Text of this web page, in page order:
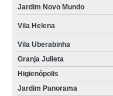
onde fazer tratamento
tratamento para ansiedade
onde fazer tratamento para
Elíseos
tratamento para crise de
Jardim Novo Mundo
Vila Helena
Vila Uberabinha
Granja Julieta
Higienópolis
Jardim Panorama